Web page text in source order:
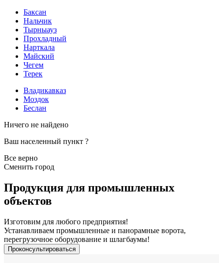
Баксан
Нальчик
Тырныауз
Прохладный
Нарткала
Майский
Чегем
Терек
Владикавказ
Моздок
Беслан
Ничего не найдено
Ваш населенный пункт ?
Все верно
Сменить город
Продукция для промышленных
объектов
Изготовим для любого предприятия!
Устанавливаем промышленные и панорамные ворота,
перегрузочное оборудование и шлагбаумы!
Проконсультироваться